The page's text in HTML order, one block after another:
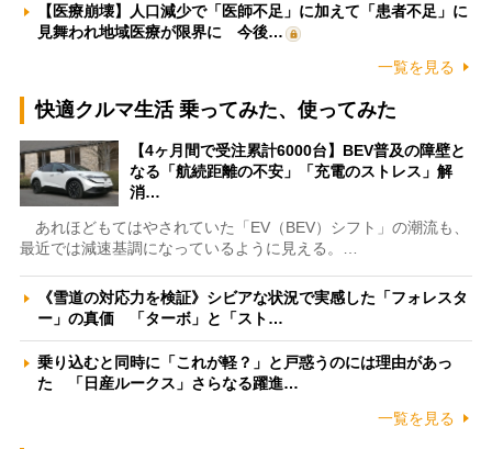
【医療崩壊】人口減少で「医師不足」に加えて「患者不足」に
見舞われ地域医療が限界に 今後…
一覧を見る
快適クルマ生活 乗ってみた、使ってみた
【4ヶ月間で受注累計6000台】BEV普及の障壁と
なる「航続距離の不安」「充電のストレス」解
消…
あれほどもてはやされていた「EV（BEV）シフト」の潮流も、
最近では減速基調になっているように見える。…
《雪道の対応力を検証》シビアな状況で実感した「フォレスタ
ー」の真価 「ターボ」と「スト…
乗り込むと同時に「これが軽？」と戸惑うのには理由があっ
た 「日産ルークス」さらなる躍進…
一覧を見る